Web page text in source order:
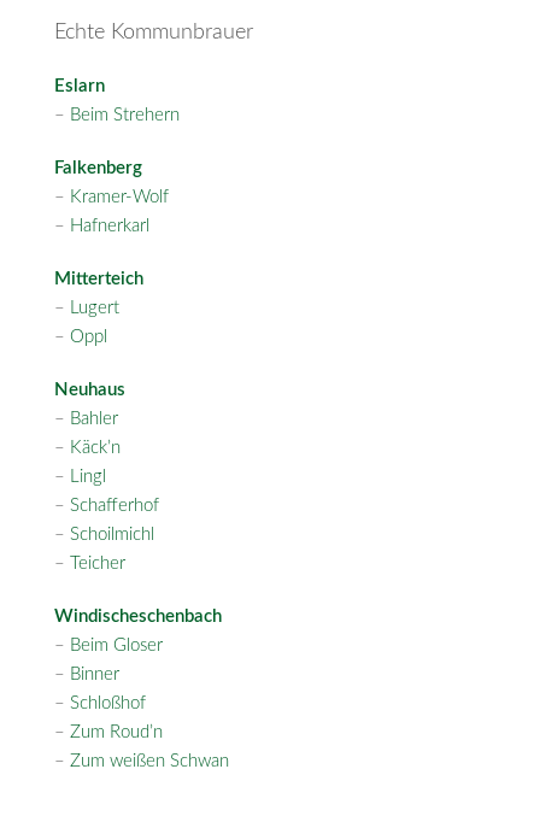
Echte Kommunbrauer
Eslarn
– Beim Strehern
Falkenberg
– Kramer-Wolf
– Hafnerkarl
Mitterteich
– Lugert
– Oppl
Neuhaus
– Bahler
– Käck’n
– Lingl
– Schafferhof
– Schoilmichl
–
Teicher
Windischeschenbach
– Beim Gloser
– Binner
– Schloßhof
– Zum Roud’n
– Zum weißen Schwan